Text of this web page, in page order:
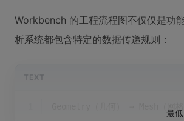
Workbench 的工程流程图不仅仅是功
析系统都包含特定的数据传递规则：
TEXT
最低